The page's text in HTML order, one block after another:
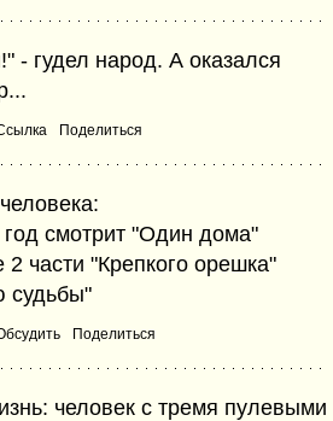
- гудел народ. А оказался
Поделиться
смотрит "Один дома"
части "Крепкого орешка"
судьбы"
Поделиться
человек с тремя пулевыми